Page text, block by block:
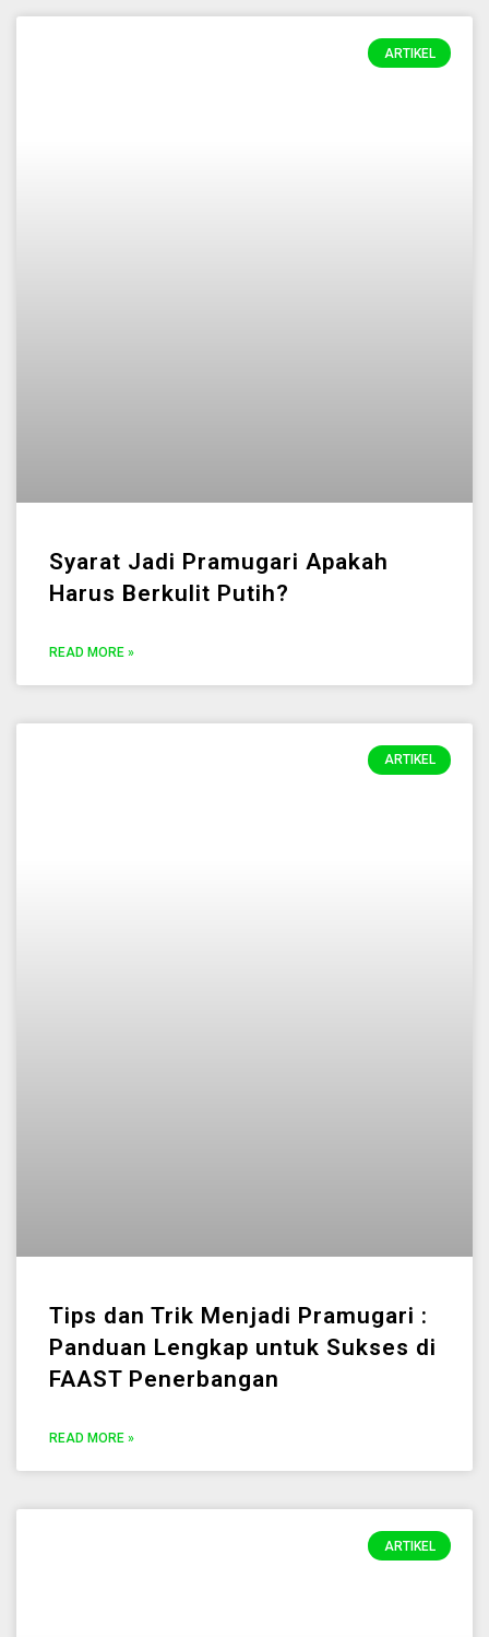
ARTIKEL
Syarat Jadi Pramugari Apakah
Harus Berkulit Putih?
READ MORE »
ARTIKEL
Tips dan Trik Menjadi Pramugari :
Panduan Lengkap untuk Sukses di
FAAST Penerbangan
READ MORE »
ARTIKEL